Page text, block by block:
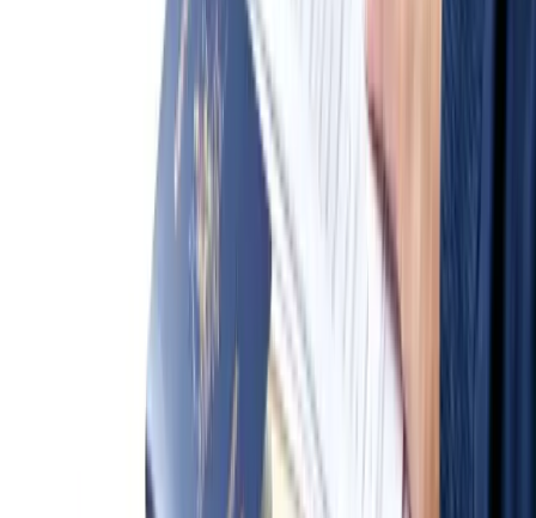
Bài liên quan